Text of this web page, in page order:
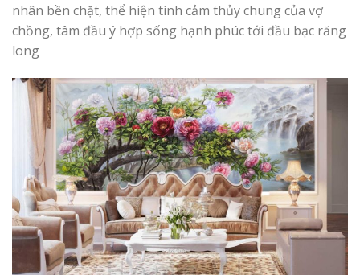
nhân bền chặt, thể hiện tình cảm thủy chung của vợ
chồng, tâm đầu ý hợp sống hạnh phúc tới đầu bạc răng
long